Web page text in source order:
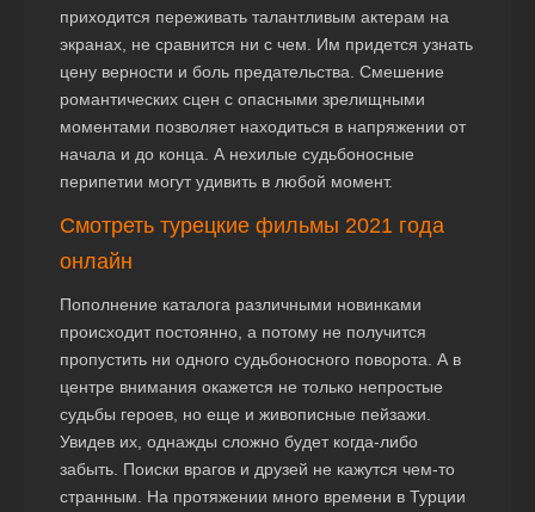
приходится переживать талантливым актерам на
экранах, не сравнится ни с чем. Им придется узнать
цену верности и боль предательства. Смешение
романтических сцен с опасными зрелищными
моментами позволяет находиться в напряжении от
начала и до конца. А нехилые судьбоносные
перипетии могут удивить в любой момент.
Смотреть турецкие фильмы 2021 года
онлайн
Пополнение каталога различными новинками
происходит постоянно, а потому не получится
пропустить ни одного судьбоносного поворота. А в
центре внимания окажется не только непростые
судьбы героев, но еще и живописные пейзажи.
Увидев их, однажды сложно будет когда-либо
забыть. Поиски врагов и друзей не кажутся чем-то
странным. На протяжении много времени в Турции